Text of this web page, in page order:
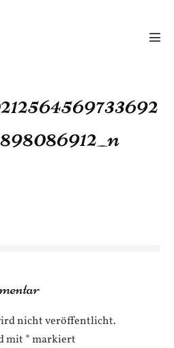
nicht veröffentlicht.
mit *markiert